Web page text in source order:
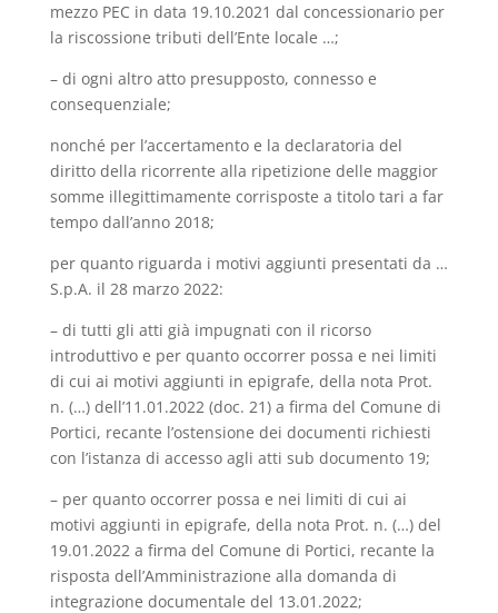
mezzo PEC in data 19.10.2021 dal concessionario per
la riscossione tributi dell’Ente locale …;
– di ogni altro atto presupposto, connesso e
consequenziale;
nonché per l’accertamento e la declaratoria del
diritto della ricorrente alla ripetizione delle maggior
somme illegittimamente corrisposte a titolo tari a far
tempo dall’anno 2018;
per quanto riguarda i motivi aggiunti presentati da …
S.p.A. il 28 marzo 2022:
– di tutti gli atti già impugnati con il ricorso
introduttivo e per quanto occorrer possa e nei limiti
di cui ai motivi aggiunti in epigrafe, della nota Prot.
n. (…) dell’11.01.2022 (doc. 21) a firma del Comune di
Portici, recante l’ostensione dei documenti richiesti
con l’istanza di accesso agli atti sub documento 19;
– per quanto occorrer possa e nei limiti di cui ai
motivi aggiunti in epigrafe, della nota Prot. n. (…) del
19.01.2022 a firma del Comune di Portici, recante la
risposta dell’Amministrazione alla domanda di
integrazione documentale del 13.01.2022;